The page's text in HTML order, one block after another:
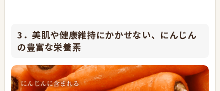
3．美肌や健康維持にかかせない、にんじん
の豊富な栄養素